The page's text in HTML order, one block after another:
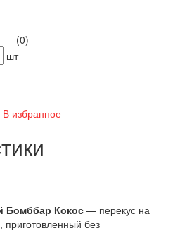
(0)
шт
В избранное
Бомббар Кокос — перекус на
приготовленный без